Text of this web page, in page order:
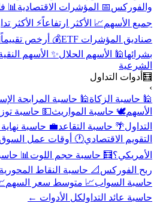
والفوركس📅 المؤشرات الاقتصادية 📊
جميع الأسهم📈 الأكثر ارتفاعاً⚡ الأكثر
صناديق المؤشرات ETF
💰 أرخص تقييماً
بشرائها🕌 الأسهم الحلال✨ الأسهم
الشرعية
🧮 أدوات التداول
›
🕌 حاسبة الزكاة🕌 حاسبة المرابحة
الأسهم🕊️ حاسبة المواريث💵 حاسبة
التداول🌴 حاسبة التقاعد💼 حاسبة
التقويم الاقتصادي🕐 أوقات عمل السوق
الأمريكي؟🧮 حاسبة حجم اللوت 📊
ربح الفوركس 📐 حاسبة النقاط المحورية
حاسبة السواب📈 متوسط سعر السهم
حاسبة عائد التداولكل الأدوات ←